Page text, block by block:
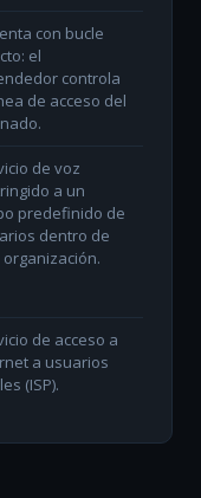
con bucle
el
controla
de acceso del
de voz
a un
predefinido de
dentro de
organización.
de acceso a
a usuarios
(ISP).